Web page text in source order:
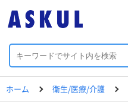
ホーム 衛生/医療/介護